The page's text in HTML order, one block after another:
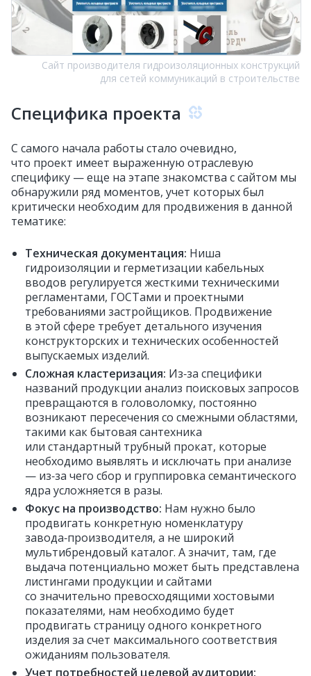
Сайт производителя гидроизоляционных конструкций
для сетей коммуникаций в строительстве
Специфика проекта
С самого начала работы стало очевидно,
что проект имеет выраженную отраслевую
специфику — еще на этапе знакомства с сайтом мы
обнаружили ряд моментов, учет которых был
критически необходим для продвижения в данной
тематике:
Техническая документация: Ниша
гидроизоляции и герметизации кабельных
вводов регулируется жесткими техническими
регламентами, ГОСТами и проектными
требованиями застройщиков. Продвижение
в этой сфере требует детального изучения
конструкторских и технических особенностей
выпускаемых изделий.
Сложная кластеризация: Из‑за специфики
названий продукции анализ поисковых запросов
превращаются в головоломку, постоянно
возникают пересечения со смежными областями,
такими как бытовая сантехника
или стандартный трубный прокат, которые
необходимо выявлять и исключать при анализе
— из‑за чего сбор и группировка семантического
ядра усложняется в разы.
Фокус на производство: Нам нужно было
продвигать конкретную номенклатуру
завода‑производителя, а не широкий
мультибрендовый каталог. А значит, там, где
выдача потенциально может быть представлена
листингами продукции и сайтами
со значительно превосходящими хостовыми
показателями, нам необходимо будет
продвигать страницу одного конкретного
изделия за счет максимального соответствия
ожиданиям пользователя.
Учет потребностей целевой аудитории: